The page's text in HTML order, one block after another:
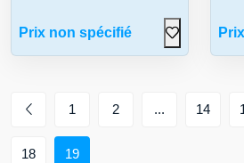
Prix non spécifié
1 2 ... 14
18 19